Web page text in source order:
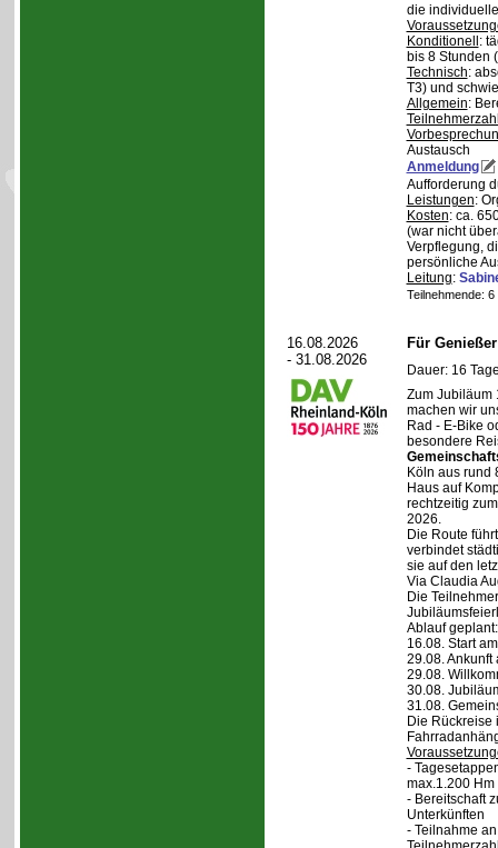
die
Konditionell :
bis 8 Stunden
Technisch:
T3) und
Allgemein:
Austausch
Anmeldung
Aufforderung
Leistungen:
Kosten: ca.
(war nicht
Verpflegung,
persönliche
Leitung:
Teilnehmende:
16.08.2026
- 31.08.2026
Für
Dauer: 16
Zum Jubiläum
machen wir
Rad - E-Bike
besondere
Köln aus rund
Haus auf
rechtzeitig
2026.
Die Route
verbindet
sie auf den
Via Claudia
Die
Ablauf geplant:
16.08. Start
29.08. Ankunft
29.08.
30.08.
31.08.
Die Rückreise
-
max.1.200 Hm
- Bereitschaft
Unterkünften
- Teilnahme